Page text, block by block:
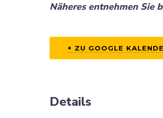
Näheres entnehmen Sie
+ ZU GOOGLE
Details